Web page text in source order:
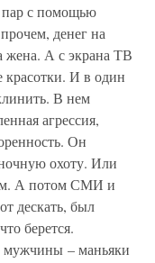
пар с помощью
денег на
жена. А с экрана ТВ
красотки. И в один
В нем
агрессия,
Он
охоту. Или
А потом СМИ и
дескать, был
берется.
мужчины – маньяки